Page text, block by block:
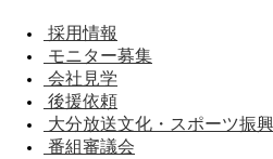
採用情報
モニター募集
会社見学
後援依頼
大分放送文化・スポーツ振
番組審議会